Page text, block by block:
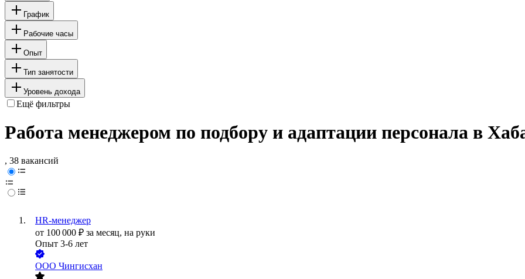
График
Рабочие часы
Опыт
Тип занятости
Уровень дохода
Ещё фильтры
Работа менеджером по подбору и адаптации персонала в
, 38 вакансий
HR-менеджер
от 100 000 ₽ за месяц, на руки
Опыт 3-6 лет
ООО Чингисхан